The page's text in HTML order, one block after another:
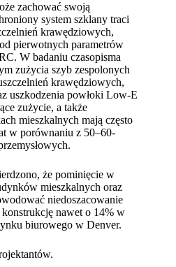
zachować swoją
system szklany traci
krawędziowych,
pierwotnych parametrów
W badaniu czasopisma
zużycia szyb zespolonych
krawędziowych,
uszkodzenia powłoki Low-E
zużycie, a także
mieszkalnych mają często
w porównaniu z 50–60-
że pominięcie w
mieszkalnych oraz
niedoszacowanie
nawet o 14% w
biurowego w Denver.